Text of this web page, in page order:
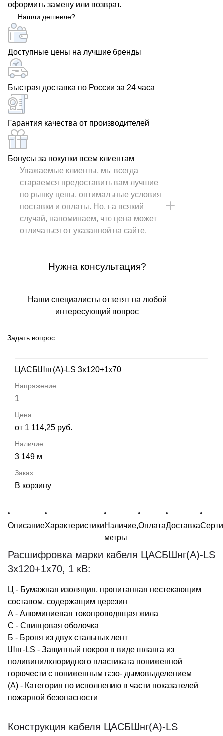
оформить замену или возврат.
Нашли дешевле?
Доступные цены на лучшие бренды
Быстрая доставка по России за 24 часа
Гарантия качества от производителей
Бонусы за покупки всем клиентам
Уважаемые клиенты, мы всегда
стараемся предоставить вам лучшие
по рынку цены, оптимальные условия
поставки и оплаты. Но, на всякий
случай, напоминаем, что цена может
отличаться от указанной на сайте.
Нужна консультация?
Наши специалисты ответят на любой
интересующий вопрос
Задать вопрос
ЦАСБШнг(А)-LS 3х120+1х70
1
от 1 114,25 руб.
3 149 м
В корзину
ОписаниеХарактеристикиНаличие,
метры
ОплатаДоставка
Расшифровка марки кабеля ЦАСБШнг(А)-LS
3х120+1х70, 1 кВ:
Ц - Бумажная изоляция, пропитанная нестекающим
составом, содержащим церезин
А - Алюминиевая токопроводящая жила
С - Свинцовая оболочка
Б - Броня из двух стальных лент
Шнг-LS - Защитный покров в виде шланга из
поливинилхлоридного пластиката пониженной
горючести с пониженным газо- дымовыделением
(А) - Категория по исполнению в части показателей
пожарной безопасности
Конструкция кабеля ЦАСБШнг(А)-LS